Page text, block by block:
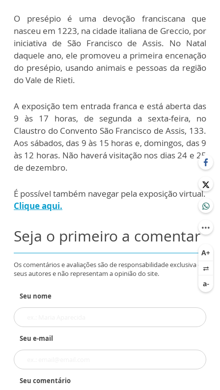
O presépio é uma devoção franciscana que
nasceu em 1223, na cidade italiana de Greccio, por
iniciativa de São Francisco de Assis. No Natal
daquele ano, ele promoveu a primeira encenação
do presépio, usando animais e pessoas da região
do Vale de Rieti.
A exposição tem entrada franca e está aberta das
9 às 17 horas, de segunda a sexta-feira, no
Claustro do Convento São Francisco de Assis, 133.
Aos sábados, das 9 às 15 horas e, domingos, das 9
às 12 horas. Não haverá visitação nos dias 24 e 25
de dezembro.
É possível também navegar pela exposição virtual.
Clique aqui.
Seja o primeiro a comentar
Os comentários e avaliações são de responsabilidade exclusiva de
seus autores e não representam a opinião do site.
Seu nome
Seu e-mail
Seu comentário